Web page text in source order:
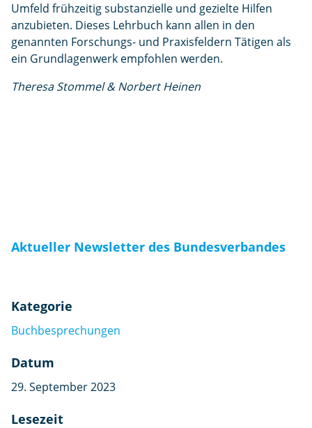
Umfeld frühzeitig substanzielle und gezielte Hilfen
anzubieten. Dieses Lehrbuch kann allen in den
genannten Forschungs- und Praxisfeldern Tätigen als
ein Grundlagenwerk empfohlen werden.
Theresa Stommel & Norbert Heinen
Aktueller Newsletter des Bundesverbandes
Kategorie
Buchbesprechungen
Datum
29. September 2023
Lesezeit